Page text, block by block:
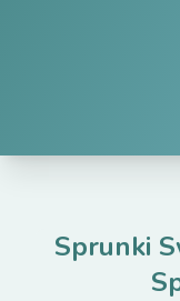
Sprunki